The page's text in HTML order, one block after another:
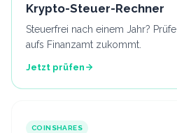
Krypto-Steuer-Rechner
Steuerfrei nach einem Jahr?
aufs Finanzamt zukommt.
Jetzt prüfen
COINSHARES